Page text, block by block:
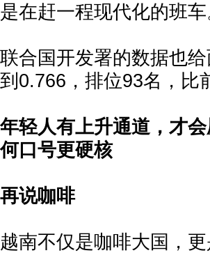
是在赶一程现代化的班车
联合国开发署的数据也
到0.766，排位93名，比
年轻人有上升通道，才
何口号更硬核
再说咖啡
越南不仅是咖啡大国，